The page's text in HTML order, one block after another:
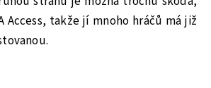
Access, takže jí mnoho hráčů má již